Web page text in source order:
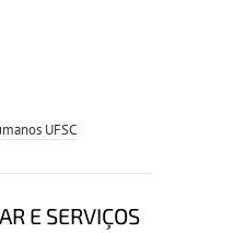
UFSC
E SERVIÇOS